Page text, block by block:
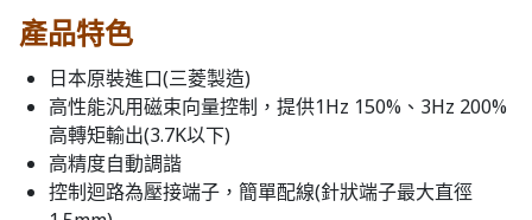
產品特色
日本原裝進口(三菱製造)
高性能汎用磁束向量控制，提供1Hz 150%、3Hz 200%
高轉矩輸出(3.7K以下)
高精度自動調諧
控制迴路為壓接端子，簡單配線(針狀端子最大直徑